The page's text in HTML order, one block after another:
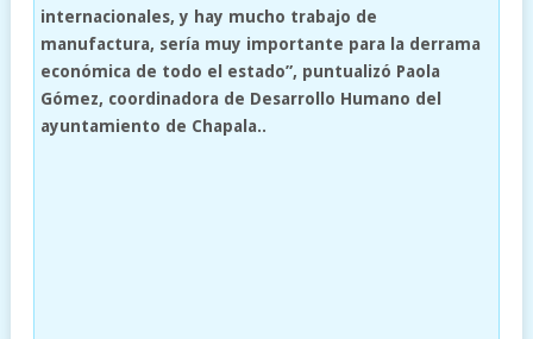
internacionales, y hay mu­cho trabajo de
manufactura, sería muy importante para la derrama
económica de todo el estado”, puntualizó Paola
Gómez, coordinadora de Desarrollo Humano del
ayuntamiento de Chapala..